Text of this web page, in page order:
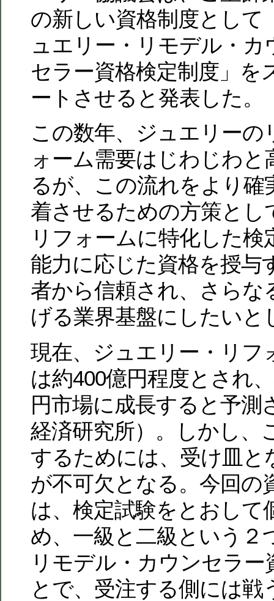
の新しい資格制度として
ュエリー・リモデル・カ
セラー資格検定制度」を
ートさせると発表した。
この数年、ジュエリーの
ォーム需要はじわじわ
るが、この流れをより確
着させるための方策とし
リフォームに特化した検
能力に応じた資格を授与
者から信頼され、さらな
げる業界基盤にしたいと
現在、ジュエリー・リフ
は約400億円程度とされ
円市場に成長すると予測
経済研究所）。しかし、
するためには、受け皿と
が不可欠となる。今回の
は、検定試験をとおして
め、一級と二級という２
リモデル・カウンセラ
とで、受注する側には戦